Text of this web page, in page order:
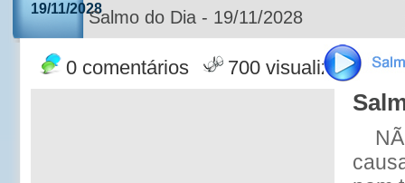
19/11/2028Salmo do Dia - 19/11/2028
0 comentários 700 visualizações